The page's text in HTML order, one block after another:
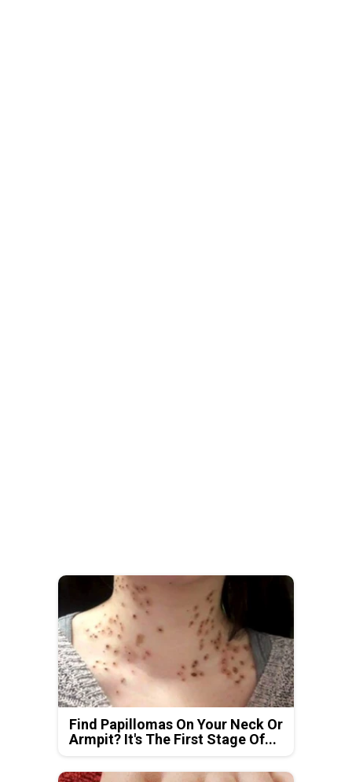
Find Papillomas On Your Neck Or
Armpit? It's The First Stage Of...